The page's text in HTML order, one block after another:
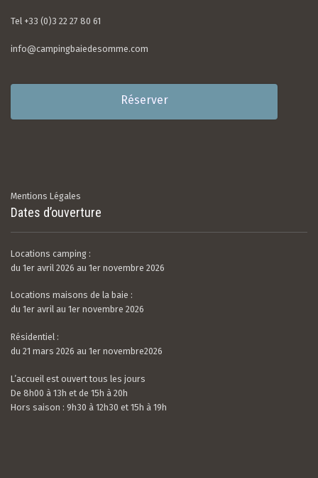
Tel +33 (0)3 22 27 80 61
info@campingbaiedesomme.com
Réserver
Mentions Légales
Dates d’ouverture
Locations camping :
du 1er avril 2026 au 1er novembre 2026
Locations maisons de la baie :
du 1er avril au 1er novembre 2026
Résidentiel :
du 21 mars 2026 au 1er novembre2026
L’accueil est ouvert tous les jours
De 8h00 à 13h et de 15h à 20h
Hors saison : 9h30 à 12h30 et 15h à 19h